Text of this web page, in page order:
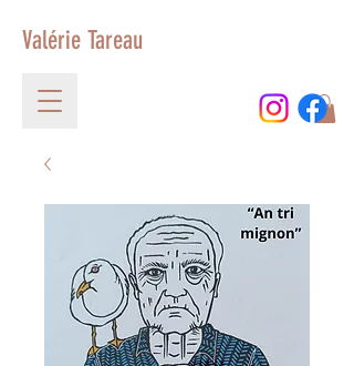
Valérie Tareau